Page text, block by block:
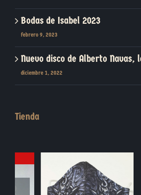
Bodas de Isabel 2023
febrero 9, 2023
Nuevo disco de Alberto Navas,
diciembre 1, 2022
Tienda